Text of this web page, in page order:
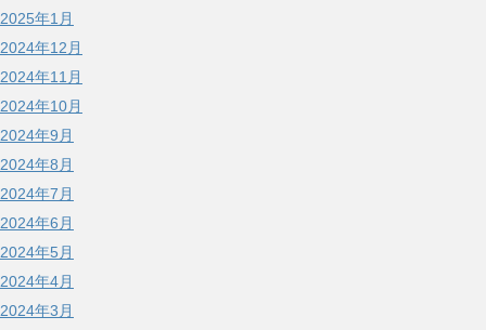
2025年1月
2024年12月
2024年11月
2024年10月
2024年9月
2024年8月
2024年7月
2024年6月
2024年5月
2024年4月
2024年3月